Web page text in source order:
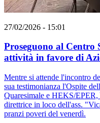
27/02/2026 - 15:01
Proseguono al Centro
attività in favore di
Mentre si attende l'incontro
sua testimonianza l'Ospite
Quaresimale e HEKS/
direttrice in loco dell'ass.
pranzi poveri del venerdì.